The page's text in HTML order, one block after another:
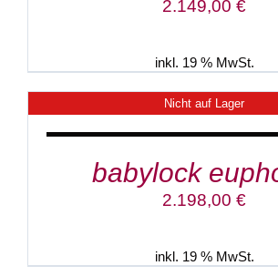
2.149,00 €
inkl. 19 % MwSt.
Nicht auf Lager
DETAILS
babylock
2.198,00 €
inkl. 19 % MwSt.